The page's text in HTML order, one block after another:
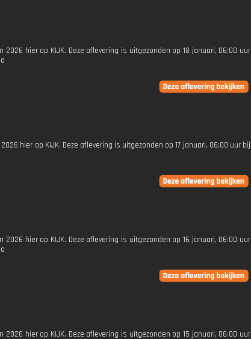
hier op KIJK. Deze aflevering is uitgezonden op 18 januari, 06:00 uur
hier op KIJK. Deze aflevering is uitgezonden op 17 januari, 06:00 uur bij
hier op KIJK. Deze aflevering is uitgezonden op 16 januari, 06:00 uur
hier op KIJK. Deze aflevering is uitgezonden op 15 januari, 06:00 uur